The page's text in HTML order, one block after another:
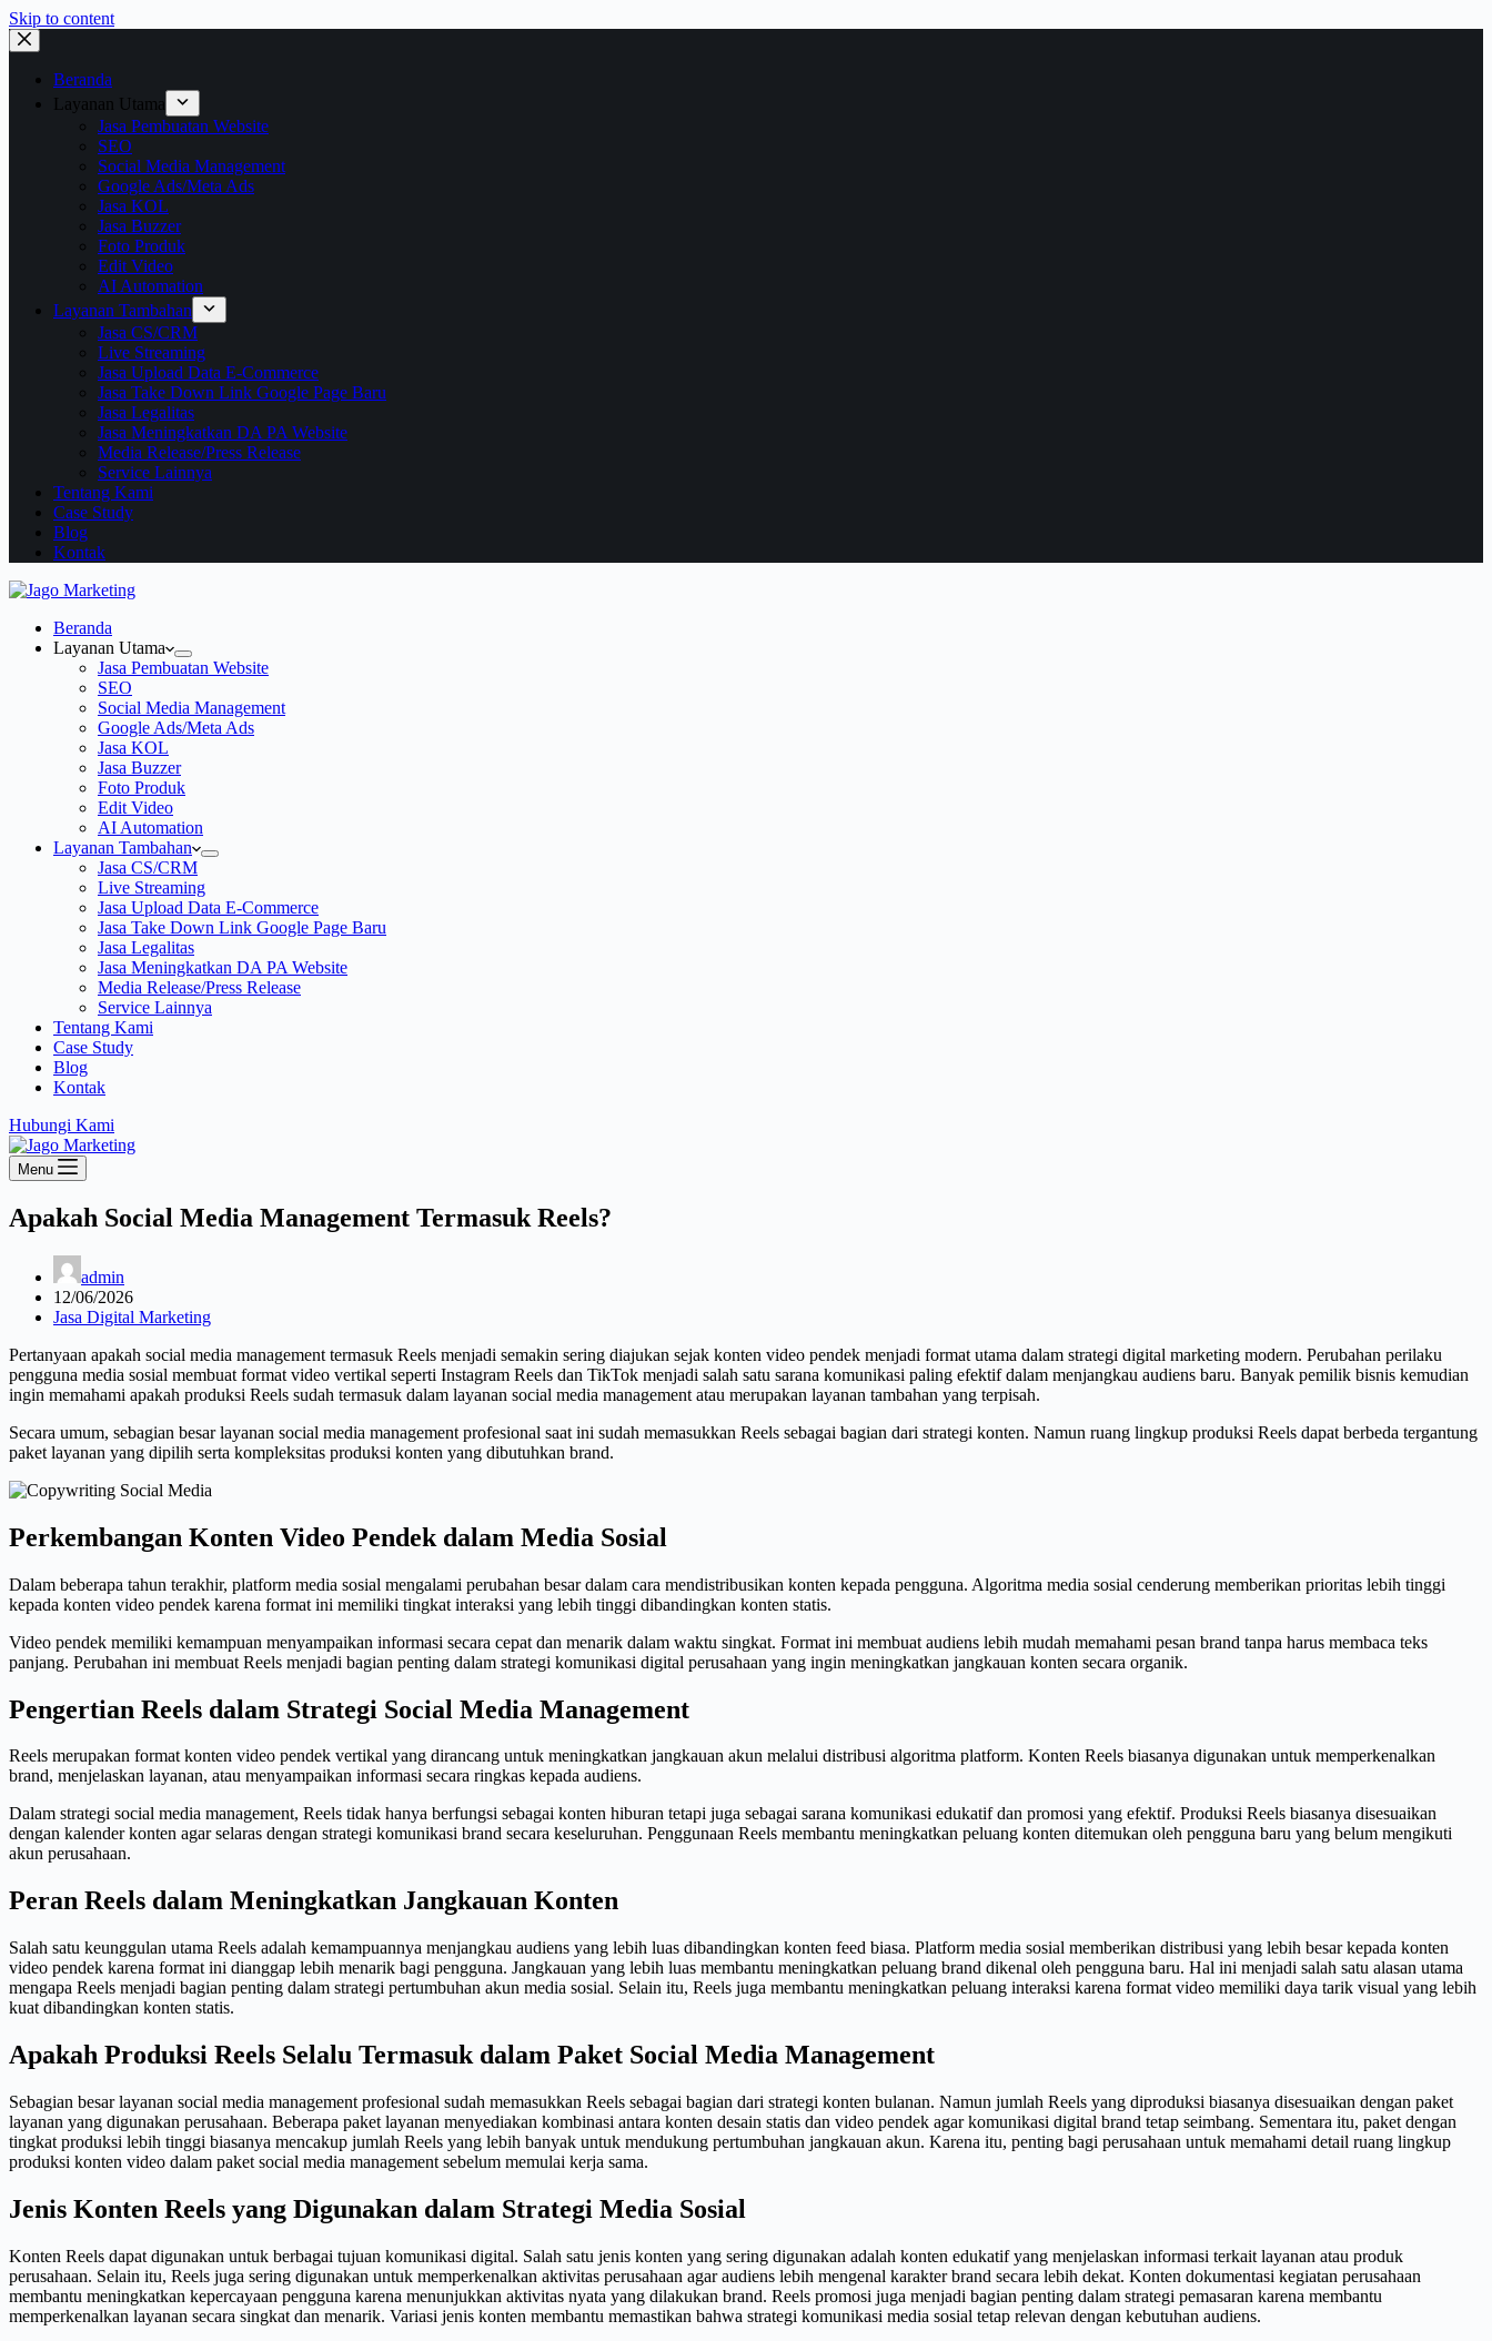
Skip to content
Beranda
Layanan Utama
Jasa Pembuatan Website
SEO
Social Media Management
Google Ads/Meta Ads
Jasa KOL
Jasa Buzzer
Foto Produk
Edit Video
AI Automation
Layanan Tambahan
Jasa CS/CRM
Live Streaming
Jasa Upload Data E-Commerce
Jasa Take Down Link Google Page Baru
Jasa Legalitas
Jasa Meningkatkan DA PA Website
Media Release/Press Release
Service Lainnya
Tentang Kami
Case Study
Blog
Kontak
Beranda
Layanan Utama
Jasa Pembuatan Website
SEO
Social Media Management
Google Ads/Meta Ads
Jasa KOL
Jasa Buzzer
Foto Produk
Edit Video
AI Automation
Layanan Tambahan
Jasa CS/CRM
Live Streaming
Jasa Upload Data E-Commerce
Jasa Take Down Link Google Page Baru
Jasa Legalitas
Jasa Meningkatkan DA PA Website
Media Release/Press Release
Service Lainnya
Tentang Kami
Case Study
Blog
Kontak
Hubungi Kami
Menu
Apakah Social Media Management Termasuk Reels?
admin
12/06/2026
Jasa Digital Marketing
Pertanyaan apakah social media management termasuk Reels menjadi semakin sering diajukan sejak konten video pendek menjadi format utama dalam strategi digital marketing modern. Perubahan perilaku
pengguna media sosial membuat format video vertikal seperti Instagram Reels dan TikTok menjadi salah satu sarana komunikasi paling efektif dalam menjangkau audiens baru. Banyak pemilik bisnis kemudian
ingin memahami apakah produksi Reels sudah termasuk dalam layanan social media management atau merupakan layanan tambahan yang terpisah.
Secara umum, sebagian besar layanan social media management profesional saat ini sudah memasukkan Reels sebagai bagian dari strategi konten. Namun ruang lingkup produksi Reels dapat berbeda tergantung
paket layanan yang dipilih serta kompleksitas produksi konten yang dibutuhkan brand.
Perkembangan Konten Video Pendek dalam Media Sosial
Dalam beberapa tahun terakhir, platform media sosial mengalami perubahan besar dalam cara mendistribusikan konten kepada pengguna. Algoritma media sosial cenderung memberikan prioritas lebih tinggi
kepada konten video pendek karena format ini memiliki tingkat interaksi yang lebih tinggi dibandingkan konten statis.
Video pendek memiliki kemampuan menyampaikan informasi secara cepat dan menarik dalam waktu singkat. Format ini membuat audiens lebih mudah memahami pesan brand tanpa harus membaca teks
panjang. Perubahan ini membuat Reels menjadi bagian penting dalam strategi komunikasi digital perusahaan yang ingin meningkatkan jangkauan konten secara organik.
Pengertian Reels dalam Strategi Social Media Management
Reels merupakan format konten video pendek vertikal yang dirancang untuk meningkatkan jangkauan akun melalui distribusi algoritma platform. Konten Reels biasanya digunakan untuk memperkenalkan
brand, menjelaskan layanan, atau menyampaikan informasi secara ringkas kepada audiens.
Dalam strategi social media management, Reels tidak hanya berfungsi sebagai konten hiburan tetapi juga sebagai sarana komunikasi edukatif dan promosi yang efektif. Produksi Reels biasanya disesuaikan
dengan kalender konten agar selaras dengan strategi komunikasi brand secara keseluruhan. Penggunaan Reels membantu meningkatkan peluang konten ditemukan oleh pengguna baru yang belum mengikuti
akun perusahaan.
Peran Reels dalam Meningkatkan Jangkauan Konten
Salah satu keunggulan utama Reels adalah kemampuannya menjangkau audiens yang lebih luas dibandingkan konten feed biasa. Platform media sosial memberikan distribusi yang lebih besar kepada konten
video pendek karena format ini dianggap lebih menarik bagi pengguna. Jangkauan yang lebih luas membantu meningkatkan peluang brand dikenal oleh pengguna baru. Hal ini menjadi salah satu alasan utama
mengapa Reels menjadi bagian penting dalam strategi pertumbuhan akun media sosial. Selain itu, Reels juga membantu meningkatkan peluang interaksi karena format video memiliki daya tarik visual yang lebih
kuat dibandingkan konten statis.
Apakah Produksi Reels Selalu Termasuk dalam Paket Social Media Management
Sebagian besar layanan social media management profesional sudah memasukkan Reels sebagai bagian dari strategi konten bulanan. Namun jumlah Reels yang diproduksi biasanya disesuaikan dengan paket
layanan yang digunakan perusahaan. Beberapa paket layanan menyediakan kombinasi antara konten desain statis dan video pendek agar komunikasi digital brand tetap seimbang. Sementara itu, paket dengan
tingkat produksi lebih tinggi biasanya mencakup jumlah Reels yang lebih banyak untuk mendukung pertumbuhan jangkauan akun. Karena itu, penting bagi perusahaan untuk memahami detail ruang lingkup
produksi konten video dalam paket social media management sebelum memulai kerja sama.
Jenis Konten Reels yang Digunakan dalam Strategi Media Sosial
Konten Reels dapat digunakan untuk berbagai tujuan komunikasi digital. Salah satu jenis konten yang sering digunakan adalah konten edukatif yang menjelaskan informasi terkait layanan atau produk
perusahaan. Selain itu, Reels juga sering digunakan untuk memperkenalkan aktivitas perusahaan agar audiens lebih mengenal karakter brand secara lebih dekat. Konten dokumentasi kegiatan perusahaan
membantu meningkatkan kepercayaan pengguna karena menunjukkan aktivitas nyata yang dilakukan brand. Reels promosi juga menjadi bagian penting dalam strategi pemasaran karena membantu
memperkenalkan layanan secara singkat dan menarik. Variasi jenis konten membantu memastikan bahwa strategi komunikasi media sosial tetap relevan dengan kebutuhan audiens.